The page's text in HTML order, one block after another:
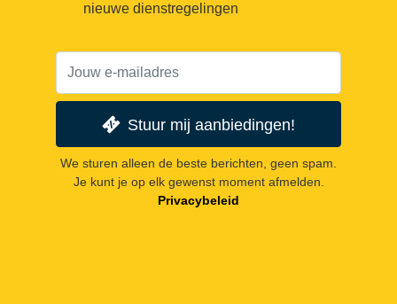
nieuwe dienstregelingen
Stuur mij aanbiedingen!
We sturen alleen de beste berichten, geen spam.
Je kunt je op elk gewenst moment afmelden.
Privacybeleid